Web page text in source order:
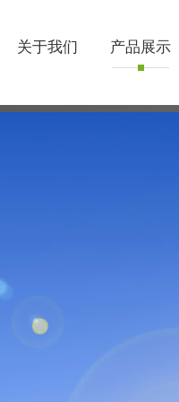
关于我们 产品展示